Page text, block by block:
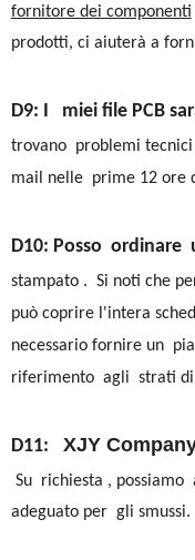
fornitore dei componenti
prodotti, ci aiuterà a
D9: I miei file PCB
trovano problemi tecnici
mail nelle prime 12 ore
D10: Posso
stampato . Si noti che
può coprire l'intera
necessario fornire un
riferimento agli strati di
D11: XJY
Su richiesta , possiamo
adeguato per gli